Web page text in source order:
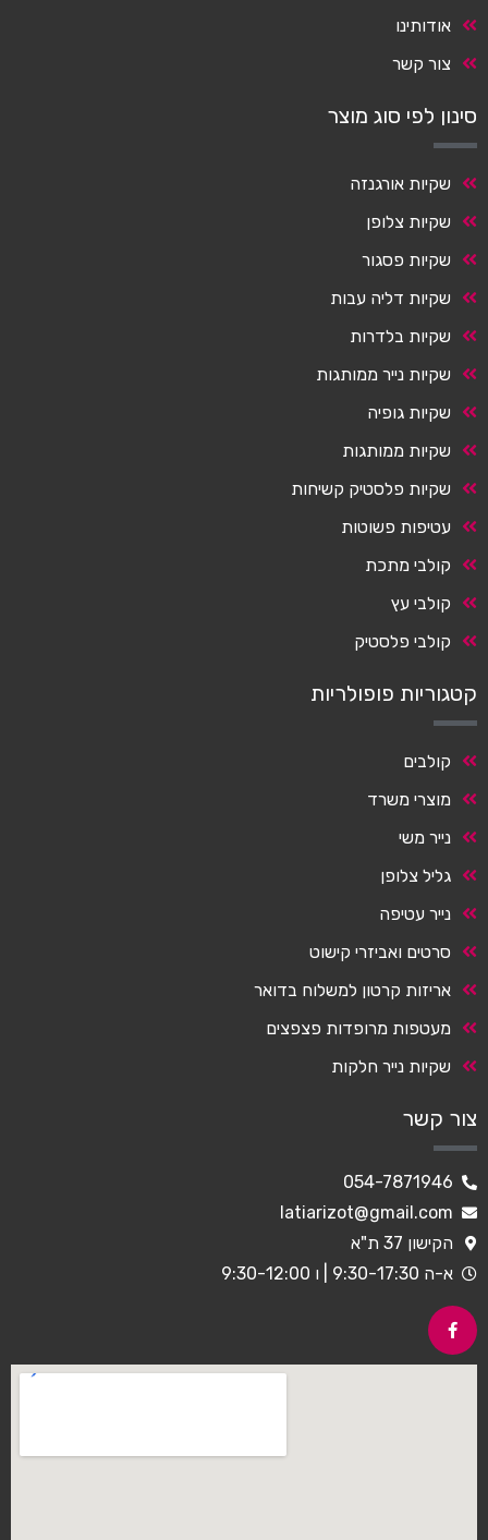
אודותינו
צור קשר
סינון לפי סוג מוצר
שקיות אורגנזה
שקיות צלופן
שקיות פסגור
שקיות דליה עבות
שקיות בלדרות
שקיות נייר ממותגות
שקיות גופיה
שקיות ממותגות
שקיות פלסטיק קשיחות
עטיפות פשוטות
קולבי מתכת
קולבי עץ
קולבי פלסטיק
קטגוריות פופולריות
קולבים
מוצרי משרד
נייר משי
גליל צלופן
נייר עטיפה
סרטים ואביזרי קישוט
אריזות קרטון למשלוח בדואר
מעטפות מרופדות פצפצים
שקיות נייר חלקות
צור קשר
054-7871946
latiarizot@gmail.com
הקישון 37 ת"א
א-ה 9:30-17:30 | ו 9:30-12:00